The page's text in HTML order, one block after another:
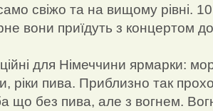
свіжо та на вищому рівні.
вони приїдуть з концертом
для Німеччини ярмарки:
ріки пива. Приблизно так
що без пива, але з вогнем.